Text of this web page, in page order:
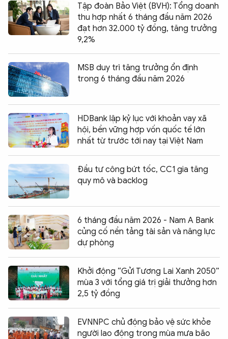
Tập đoàn Bảo Việt (BVH): Tổng doanh
thu hợp nhất 6 tháng đầu năm 2026
đạt hơn 32.000 tỷ đồng, tăng trưởng
9,2%
MSB duy trì tăng trưởng ổn định
trong 6 tháng đầu năm 2026
HDBank lập kỷ lục với khoản vay xã
hội, bền vững hợp vốn quốc tế lớn
nhất từ trước tới nay tại Việt Nam
Đầu tư công bứt tốc, CC1 gia tăng
quy mô và backlog
6 tháng đầu năm 2026 - Nam A Bank
củng cố nền tảng tài sản và năng lực
dự phòng
Khởi động “Gửi Tương Lai Xanh 2050”
mùa 3 với tổng giá trị giải thưởng hơn
2,5 tỷ đồng
EVNNPC chủ động bảo vệ sức khỏe
người lao động trong mùa mưa bão